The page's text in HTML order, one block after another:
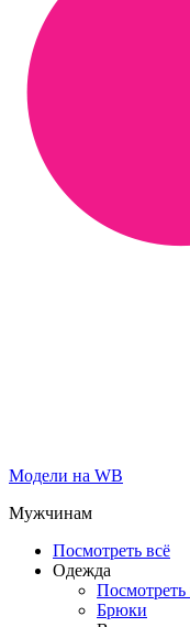
Модели на WB
Мужчинам
Посмотреть всё
Одежда
Посмотреть
Брюки